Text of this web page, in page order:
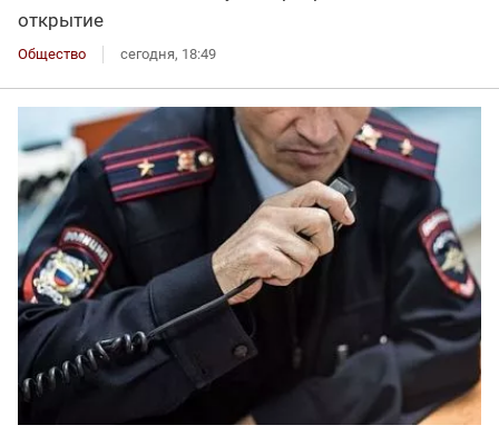
открытие
Общество сегодня, 18:49